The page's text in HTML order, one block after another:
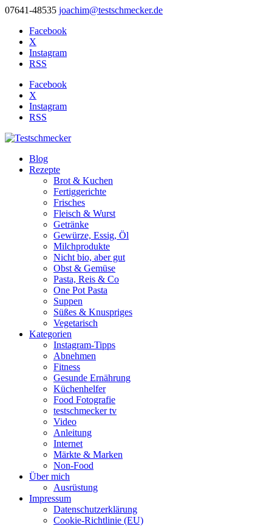
07641-48535 joachim@testschmecker.de
Facebook
X
Instagram
RSS
Facebook
X
Instagram
RSS
Blog
Rezepte
Brot & Kuchen
Fertiggerichte
Frisches
Fleisch & Wurst
Getränke
Gewürze, Essig, Öl
Milchprodukte
Nicht bio, aber gut
Obst & Gemüse
Pasta, Reis & Co
One Pot Pasta
Suppen
Süßes & Knuspriges
Vegetarisch
Kategorien
Instagram-Tipps
Abnehmen
Fitness
Gesunde Ernährung
Küchenhelfer
Food Fotografie
testschmecker tv
Video
Anleitung
Internet
Märkte & Marken
Non-Food
Über mich
Ausrüstung
Impressum
Datenschutzerklärung
Cookie-Richtlinie (EU)